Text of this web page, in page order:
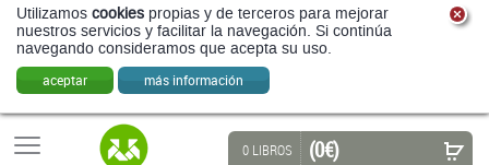
Utilizamos cookies propias y de terceros para mejorar
nuestros servicios y facilitar la navegación. Si continúa
navegando consideramos que acepta su uso.
aceptar más información
0 LIBROS (0 €)